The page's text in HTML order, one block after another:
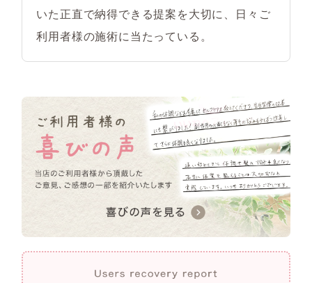
いた正直で納得できる提案を大切に、日々ご
利用者様の施術に当たっている。